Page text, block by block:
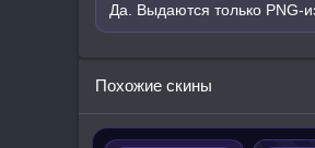
Да. Выдаются только PNG-
Похожие скины